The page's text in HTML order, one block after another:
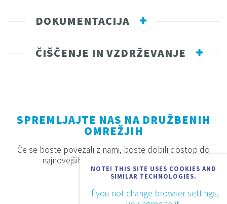
DOKUMENTACIJA
ČIŠČENJE IN VZDRŽEVANJE
NOTE! THIS SITE USES COOKIES AND
SIMILAR TECHNOLOGIES.
If you not change browser settings,
SPREMLJAJTE NAS NA DRUŽBENIH
OMREŽJIH
Če se boste povezali z nami, boste dobili dostop do
najnovejših proizvodov, akcij in novosti.